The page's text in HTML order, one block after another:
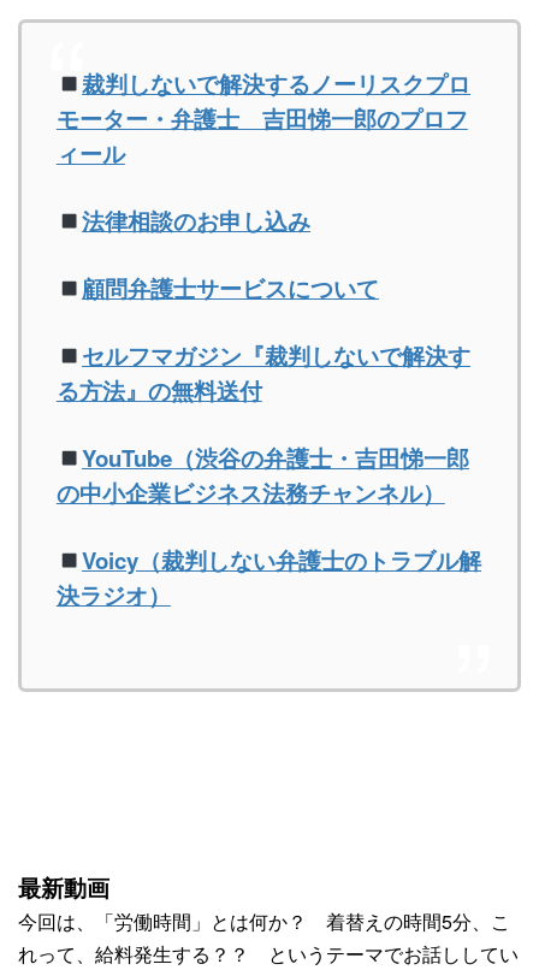
裁判しないで解決するノーリスクプロ
モーター・弁護士 吉田悌一郎のプロフ
ィール
法律相談のお申し込み
顧問弁護士サービスについて
セルフマガジン『裁判しないで解決す
る方法』の無料送付
YouTube（渋谷の弁護士・吉田悌一郎
の中小企業ビジネス法務チャンネル）
Voicy（裁判しない弁護士のトラブル解
決ラジオ）
最新動画
今回は、「労働時間」とは何か？ 着替えの時間5分、こ
れって、給料発生する？？ というテーマでお話ししてい